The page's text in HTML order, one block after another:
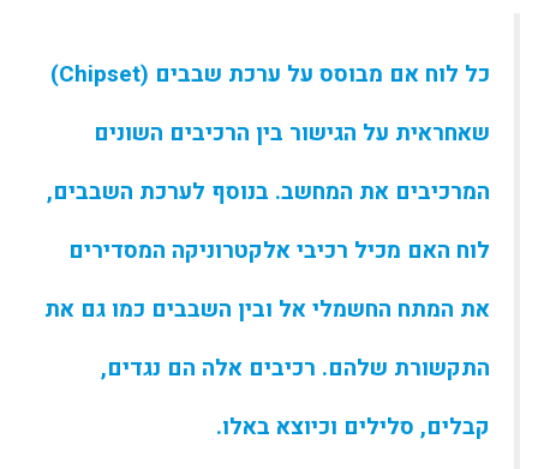
כל לוח אם מבוסס על ערכת שבבים (Chipset)
שאחראית על הגישור בין הרכיבים השונים
המרכיבים את המחשב. בנוסף לערכת השבבים,
לוח האם מכיל רכיבי אלקטרוניקה המסדירים
את המתח החשמלי אל ובין השבבים כמו גם את
התקשורת שלהם. רכיבים אלה הם נגדים,
קבלים, סלילים וכיוצא באלו.